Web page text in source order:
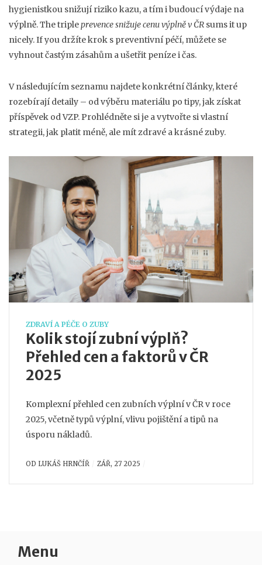
hygienistkou snižují riziko kazu, a tím i budoucí výdaje na
výplně. The tripleprevence snižuje cenu výplně v ČR sums it up
nicely. If you držíte krok s preventivní péčí, můžete se
vyhnout častým zásahům a ušetřit peníze i čas.
V následujícím seznamu najdete konkrétní články, které
rozebírají detaily – od výběru materiálu po tipy, jak získat
příspěvek od VZP. Prohlédněte si je a vytvořte si vlastní
strategii, jak platit méně, ale mít zdravé a krásné zuby.
ZDRAVÍ A PÉČE O ZUBY
Kolik stojí zubní výplň?
Přehled cen a faktorů v ČR
2025
Komplexní přehled cen zubních výplní v ČR v roce
2025, včetně typů výplní, vlivu pojištění a tipů na
úsporu nákladů.
OD LUKÁŠ HRNČÍŘ ZÁŘ, 27 2025
Menu